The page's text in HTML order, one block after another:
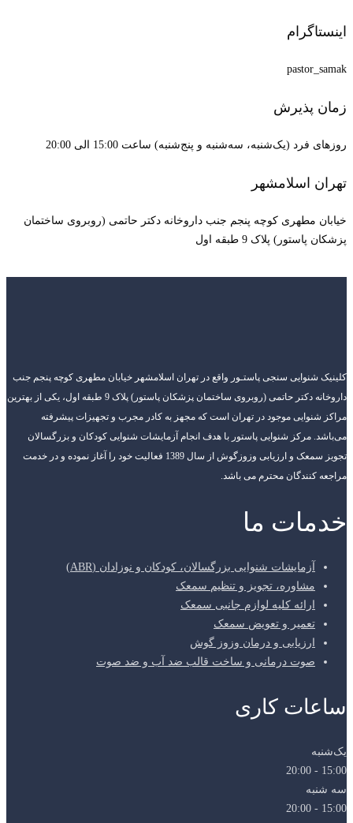
اینستاگرام
pastor_samak
زمان پذیرش
روزهای فرد (یک‌شنبه، سه‌شنبه و پنج‌شنبه) ساعت 15:00 الی 20:00
تهران اسلامشهر
خیابان مطهری کوچه پنجم جنب داروخانه دکتر حاتمی (روبروی ساختمان
پزشکان پاستور) پلاک 9 طبقه اول
کلینیک شنوایی سنجی پاستـور واقع در تهران اسلامشهر خیابان مطهری کوچه پنجم جنب
داروخانه دکتر حاتمی (روبروی ساختمان پزشکان پاستور) پلاک 9 طبقه اول، یکی از بهترین
مراکز شنوایی موجود در تهران است که مجهز به کادر مجرب و تجهیزات پیشرفته
می‌باشد. مرکز شنوایی پاستور با هدف انجام آزمایشات شنوایی کودکان و بزرگسالان
تجویز سمعک و ارزیابی وزوزگوش از سال 1389 فعالیت خود را آغاز نموده و در خدمت
مراجعه کنندگان محترم می باشد.
خدمات ما
آزمایشات شنوایی بزرگسالان، کودکان و نوزادان (ABR)
مشاوره، تجویز و تنظیم سمعک
ارائه کلیه لوازم جانبی سمعک
تعمیر و تعویض سمعک
ارزیابی و درمان وزوز گوش
صوت درمانی و ساخت قالب ضد آب و ضد صوت
ساعات کاری
یک‌شنبه
15:00 - 20:00
سه شنبه
15:00 - 20:00